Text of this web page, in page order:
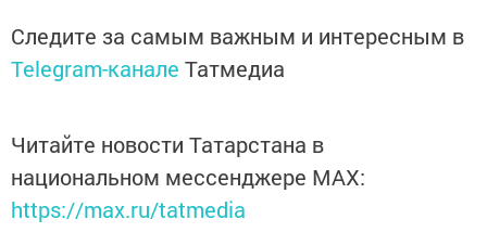
Следите за самым важным и интересным в
Telegram-канале Татмедиа
Читайте новости Татарстана в
национальном мессенджере MАХ:
https://max.ru/tatmedia